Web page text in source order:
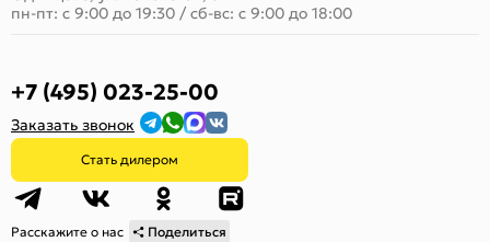
пн-пт: с 9:00 до 19:30 / сб-вс: с 9:00 до 18:00
+7 (495) 023-25-00
Заказать звонок
Стать дилером
Расскажите о нас
Поделиться